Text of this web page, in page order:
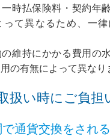
一時払保険料・契約年
って異なるため、一
維持にかかる費用の
の有無によって異なり
扱い時にご負担
で通貨交換をされる